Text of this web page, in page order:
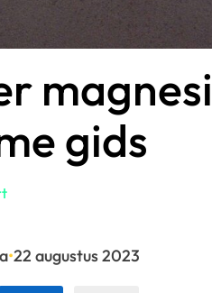
gids
•22 augustus 2023